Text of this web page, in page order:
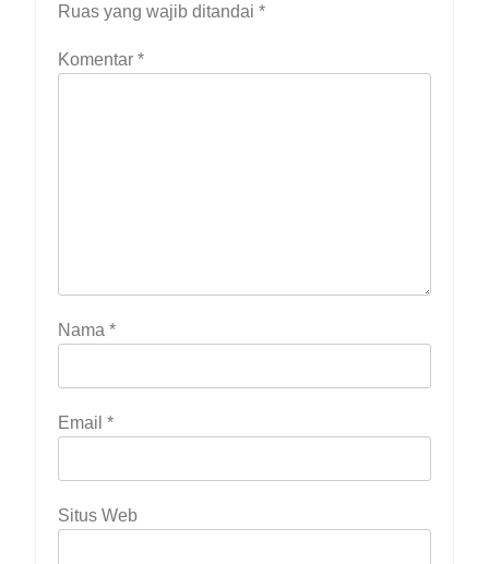
Ruas yang wajib ditandai *
Komentar *
Nama *
Email *
Situs Web